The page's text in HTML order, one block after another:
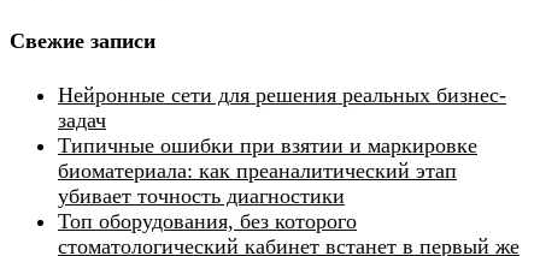
Свежие записи
Нейронные сети для решения реальных бизнес-
задач
Типичные ошибки при взятии и маркировке
биоматериала: как преаналитический этап
убивает точность диагностики
Топ оборудования, без которого
стоматологический кабинет встанет в первый же